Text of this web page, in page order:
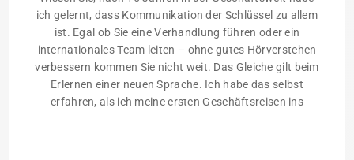
ich gelernt, dass Kommunikation der Schlüssel zu allem
ist. Egal ob Sie eine Verhandlung führen oder ein
internationales Team leiten – ohne gutes Hörverstehen
verbessern kommen Sie nicht weit. Das Gleiche gilt beim
Erlernen einer neuen Sprache. Ich habe das selbst
erfahren, als ich meine ersten Geschäftsreisen ins